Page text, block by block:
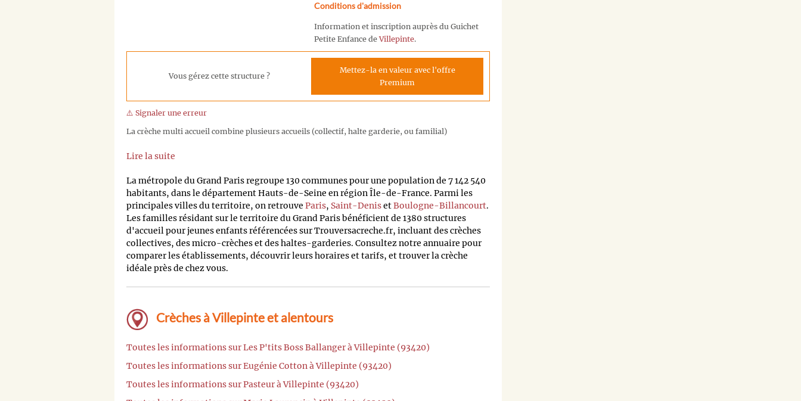
Conditions d'admission
Information et inscription auprès du Guichet
Petite Enfance deVillepinte.
Vous gérez cette structure ?
Mettez-la en valeur avec l'offre
Premium
⚠️ Signaler une erreur
La crèche multi accueil combine plusieurs accueils (collectif, halte garderie, ou familial)
Lire la suite
La métropole du Grand Paris regroupe 130 communes pour une population de 7 142 540
habitants, dans le département Hauts-de-Seine en région Île-de-France. Parmi les
principales villes du territoire, on retrouve Paris, Saint-DenisetBoulogne-Billancourt.
Les familles résidant sur le territoire du Grand Paris bénéficient de 1380 structures
d'accueil pour jeunes enfants référencées sur Trouversacreche.fr, incluant des crèches
collectives, des micro-crèches et des haltes-garderies. Consultez notre annuaire pour
comparer les établissements, découvrir leurs horaires et tarifs, et trouver la crèche
idéale près de chez vous.
Crèches à Villepinte et alentours
Toutes les informations sur Les P'tits Boss Ballanger à Villepinte (93420)
Toutes les informations sur Eugénie Cotton à Villepinte (93420)
Toutes les informations sur Pasteur à Villepinte (93420)